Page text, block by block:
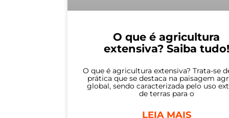
O que é agricultura
extensiva? Saiba tudo!
O que é agricultura extensiva? Trata-se
prática que se destaca na paisagem
global, sendo caracterizada pelo uso
de terras para o
LEIA MAIS